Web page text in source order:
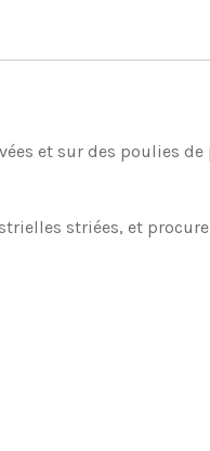
et sur des poulies
striées, et